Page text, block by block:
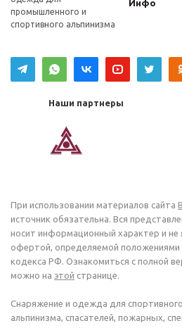
промышленного и
спортивного альпинизма
Инфо
Наши партнеры
При использовании материалов сайта
источник обязательна. Вся
носит информационный характер и не
офертой, определяемой положениями
кодекса РФ. Ознакомиться с полной
можно на этой странице.
Снаряжение и одежда для
альпинизма, спасателей, пожарных,